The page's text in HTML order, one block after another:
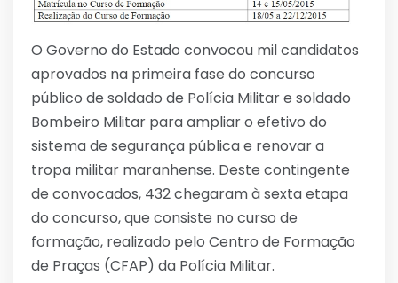
O Governo do Estado convocou mil candidatos
aprovados na primeira fase do concurso
público de soldado de Polícia Militar e soldado
Bombeiro Militar para ampliar o efetivo do
sistema de segurança pública e renovar a
tropa militar maranhense. Deste contingente
de convocados, 432 chegaram à sexta etapa
do concurso, que consiste no curso de
formação, realizado pelo Centro de Formação
de Praças (CFAP) da Polícia Militar.